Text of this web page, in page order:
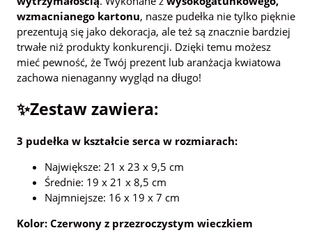
wzmacnianego kartonu, nasze pudełka nie tylko pięknie
prezentują się jako dekoracja, ale też są znacznie bardziej
trwałe niż produkty konkurencji. Dzięki temu możesz
mieć pewność, że Twój prezent lub aranżacja kwiatowa
zachowa nienaganny wygląd na długo!
✨Zestaw zawiera:
3 pudełka w kształcie serca w rozmiarach:
Największe: 21 x 23 x 9,5 cm
Średnie: 19 x 21 x 8,5 cm
Najmniejsze: 16 x 19 x 7 cm
Kolor: Czerwony z przezroczystym wieczkiem